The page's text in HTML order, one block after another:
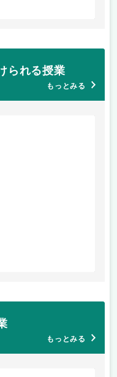
られる授業
もっとみる
もっとみる